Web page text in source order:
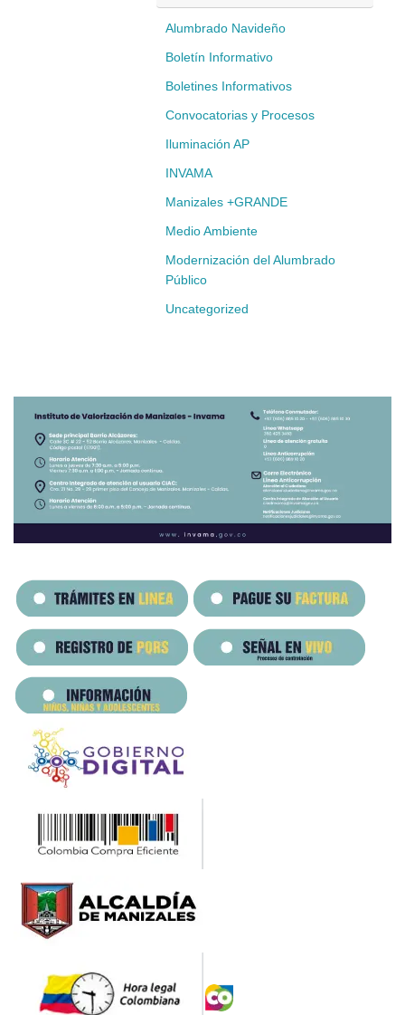
Alumbrado Navideño
Boletín Informativo
Boletines Informativos
Convocatorias y Procesos
Iluminación AP
INVAMA
Manizales +GRANDE
Medio Ambiente
Modernización del Alumbrado
Público
Uncategorized